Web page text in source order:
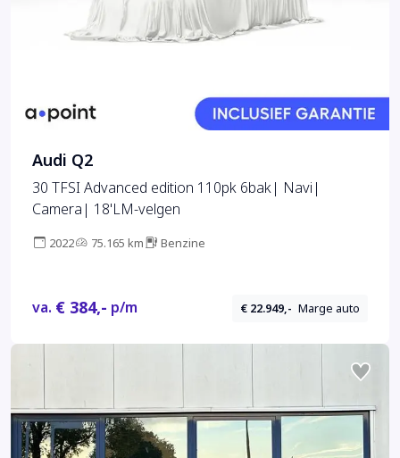
Audi Q2
30 TFSI Advanced edition 110pk 6bak| Navi|
Camera| 18'LM-velgen
2022 75.165 km Benzine
va. € 384,- p/m € 22.949,- Marge auto